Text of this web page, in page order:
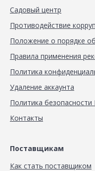
Садовый центр
Противодействие
Положение о порядке
Правила применения
Политика
Удаление аккаунта
Политика безопасности
Контакты
Поставщикам
Как стать поставщиком